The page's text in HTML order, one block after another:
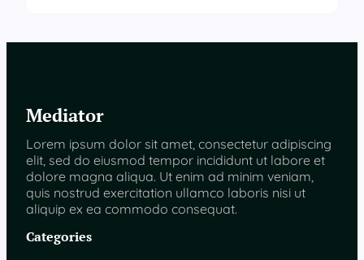
Mediator
Lorem ipsum dolor sit amet, consectetur adipiscing
elit, sed do eiusmod tempor incididunt ut labore et
dolore magna aliqua. Ut enim ad minim veniam,
quis nostrud exercitation ullamco laboris nisi ut
aliquip ex ea commodo consequat.
Categories